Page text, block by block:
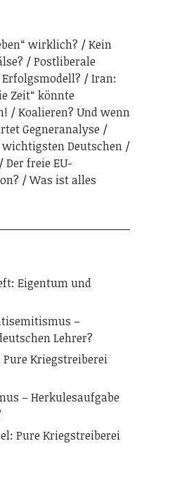
wirklich?
Kein
Postliberale
Iran:
Zeit“ könnte
Koalieren? Und wenn
Gegneranalyse
wichtigsten Deutschen
Der freie EU-
Was ist alles
Eigentum und
–
Lehrer?
Pure Kriegstreiberei
– Herkulesaufgabe
Pure Kriegstreiberei